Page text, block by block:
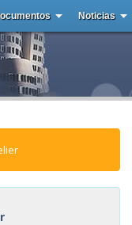
Noticias